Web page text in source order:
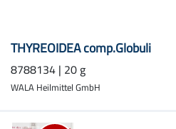
THYREOIDEA comp.Globuli
8788134 | 20 g
WALA Heilmittel GmbH